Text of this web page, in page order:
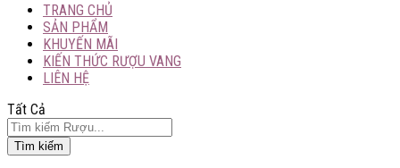
TRANG CHỦ
SẢN PHẨM
KHUYẾN MÃI
KIẾN THỨC RƯỢU VANG
LIÊN HỆ
Tất Cả
Tìm kiếm